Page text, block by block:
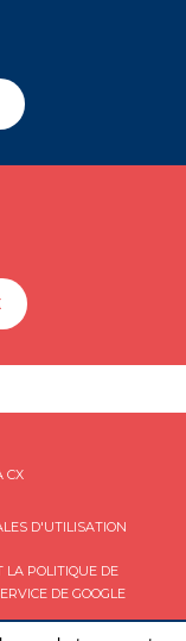
CX
D'UTILISATION
LA POLITIQUE DE
DE GOOGLE